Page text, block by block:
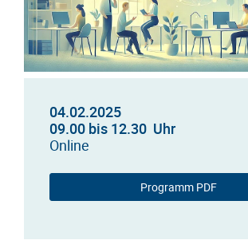
04.02.2025
09.00 bis 12.30 Uhr
Online
Programm PDF